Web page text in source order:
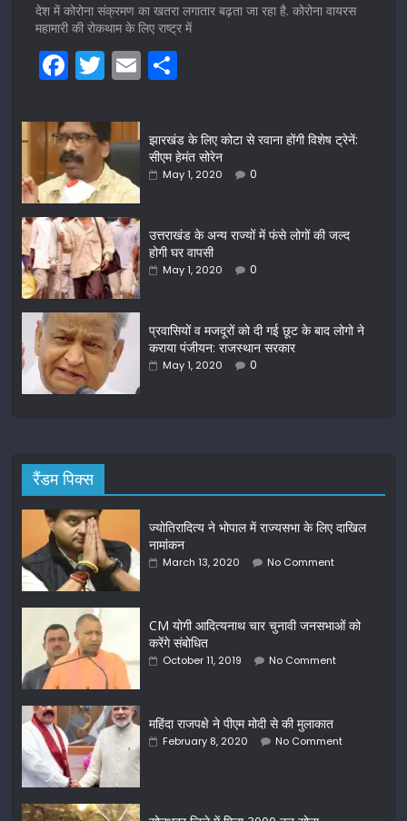
देश में कोरोना संक्रमण का खतरा लगातार बढ़ता जा रहा है. कोरोना वायरस
महामारी की रोकथाम के लिए राष्ट्र में
F
a
c
e
b
o
o
k
T
w
itt
er
E
m
ar
e
झारखंड के लिए कोटा से रवाना होंगी विशेष ट्रेनें:
सीएम हेमंत सोरेन
May 1, 2020 0
उत्तराखंड के अन्य राज्यों में फंसे लोगों की जल्द
होगी घर वापसी
May 1, 2020 0
प्रवासियों व मजदूरों को दी गई छूट के बाद लोगो ने
कराया पंजीयन: राजस्थान सरकार
May 1, 2020 0
रैंडम पिक्स
ज्योतिरादित्य ने भोपाल में राज्यसभा के लिए दाखिल
नामांकन
March 13, 2020 No Comment
CM योगी आदित्यनाथ चार चुनावी जनसभाओं को
करेंगे संबोधित
October 11, 2019 No Comment
महिंदा राजपक्षे ने पीएम मोदी से की मुलाकात
February 8, 2020 No Comment